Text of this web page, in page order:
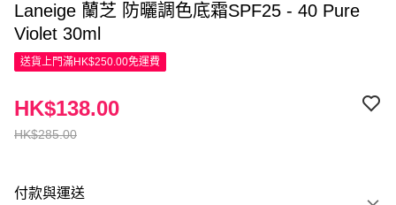
Laneige 蘭芝 防曬調色底霜SPF25 - 40 Pure
Violet 30ml
送貨上門滿HK$250.00免運費
HK$285.00
HK$138.00
付款與運送